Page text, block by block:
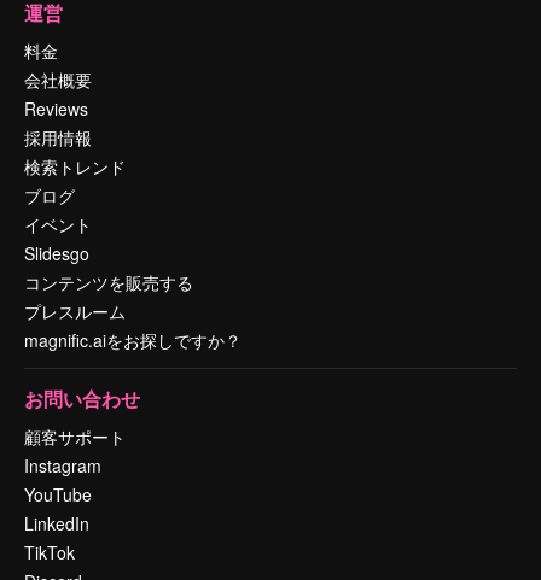
運営
料金
会社概要
Reviews
採用情報
検索トレンド
ブログ
イベント
Slidesgo
コンテンツを販売する
プレスルーム
magnific.aiをお探しですか？
お問い合わせ
顧客サポート
Instagram
YouTube
LinkedIn
TikTok